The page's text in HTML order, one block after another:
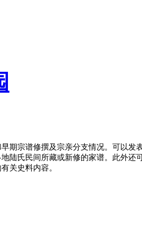
期宗谱修撰及宗亲分支情况。可以发
陆氏民间所藏或新修的家谱。此外还
关史料内容。